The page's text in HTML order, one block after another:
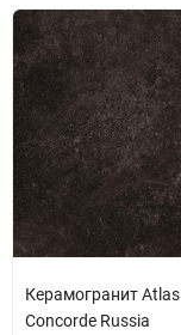
Керамогранит Atlas
Concorde Russia